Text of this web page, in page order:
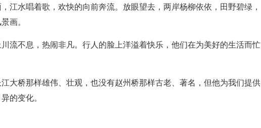
江水唱着歌，欢快的向前奔流。放眼望去，两岸杨柳依依，田野碧绿，
画。
流不息，热闹非凡。行人的脸上洋溢着快乐，他们在为美好的生活而忙
大桥那样雄伟、壮观，也没有赵州桥那样古老、著名，但他为我们提供
的变化。